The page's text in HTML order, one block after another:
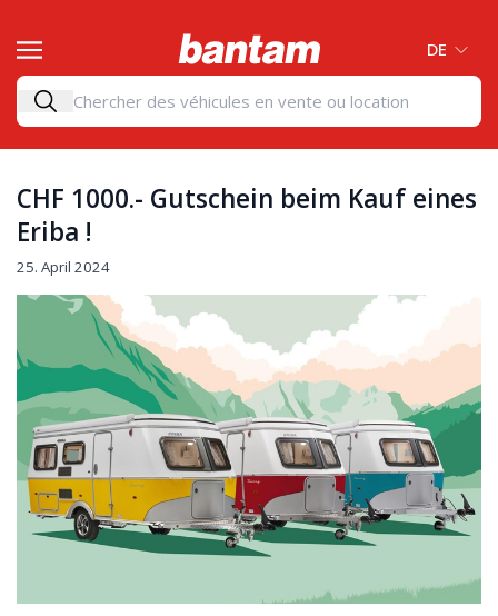
DE
CHF 1000.- Gutschein beim Kauf eines
Eriba !
25. April 2024